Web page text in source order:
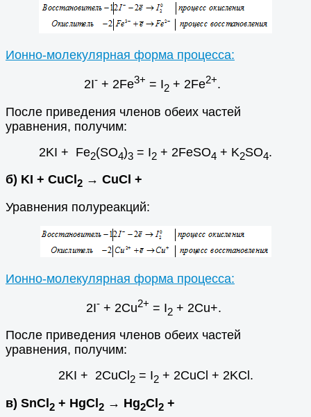
Ионно-молекулярная форма процесса:
2I-+ 2Fe3+ = I2+ 2Fe2+.
После приведения членов обеих частей
уравнения, получим:
2KI + Fe2(SO4)3 = I2 + 2FeSO4 + K2SO4.
б) KI + CuCl 2 → CuCl +
Уравнения полуреакций:
Ионно-молекулярная форма процесса:
2I- + 2Cu2+ = I2 + 2Cu+.
После приведения членов обеих частей
уравнения, получим:
2KI + 2CuCl 2= I2+ 2CuCl + 2KCl.
в) SnCl 2 + HgCl 2 → Hg2Cl 2 +